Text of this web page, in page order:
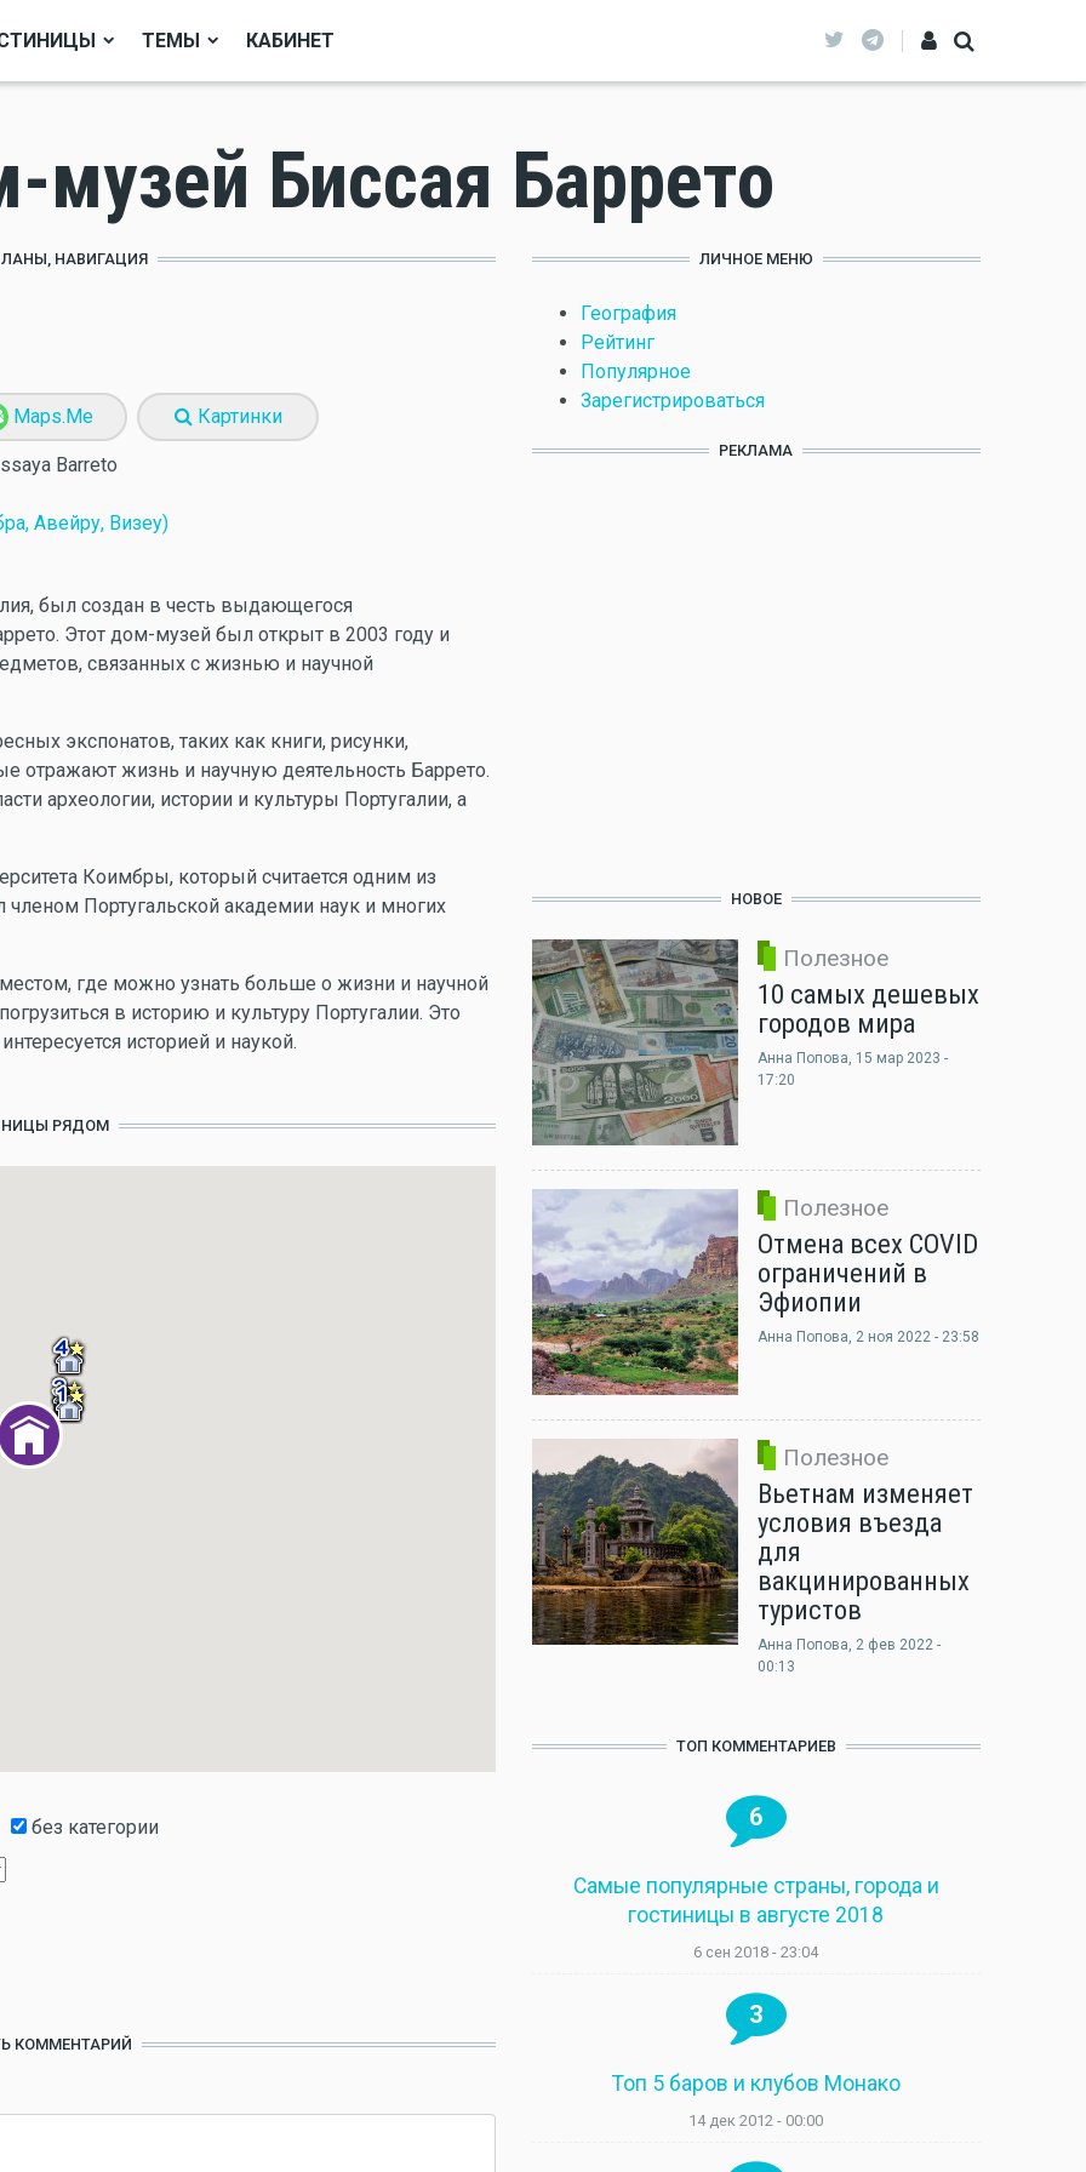
ТЕМЫ КАБИНЕТ
Биссая Баррето
НАВИГАЦИЯ
Maps.Me Картинки
Barreto
Авейру, Визеу)
был создан в честь выдающегося
Этот дом-музей был открыт в 2003 году и
связанных с жизнью и научной
экспонатов, таких как книги, рисунки,
отражают жизнь и научную деятельность Баррето.
археологии, истории и культуры Португалии, а
Коимбры, который считается одним из
Португальской академии наук и многих
где можно узнать больше о жизни и научной
в историю и культуру Португалии. Это
историей и наукой.
РЯДОМ
без категории
КОММЕНТАРИЙ
ЛИЧНОЕ МЕНЮ
География
Рейтинг
Популярное
Зарегистрироваться
РЕКЛАМА
НОВОЕ
Полезное
10 самых дешевых
городов мира
Анна Попова, 15 мар 2023 -
17:20
Полезное
Отмена всех COVID
ограничений в
Эфиопии
Анна Попова, 2 ноя 2022 - 23:58
Полезное
Вьетнам изменяет
условия въезда
для
вакцинированных
туристов
Анна Попова, 2 фев 2022 -
00:13
ТОП КОММЕНТАРИЕВ
6
Самые популярные страны, города и
гостиницы в августе 2018
6 сен 2018 - 23:04
3
Топ 5 баров и клубов Монако
14 дек 2012 - 00:00